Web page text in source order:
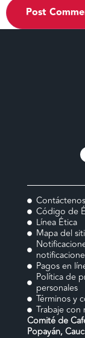
Contáctenos
Código de
Línea Ética
Mapa del
Pagos en
Política de
personales
Términos y
Trabaje con
Comité de
Popayán,